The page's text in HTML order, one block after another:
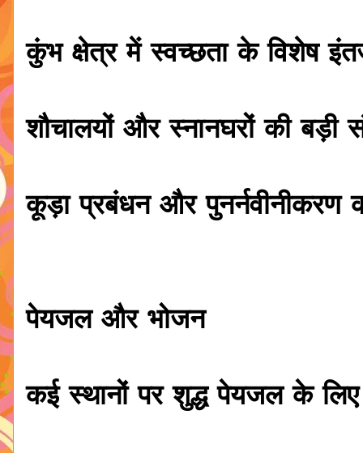
कुंभ क्षेत्र में स्वच्छता के विशेष
शौचालयों और स्नानघरों की बड़ी
कूड़ा प्रबंधन और पुनर्नवीनीकरण
पेयजल और भोजन
कई स्थानों पर शुद्ध पेयजल के